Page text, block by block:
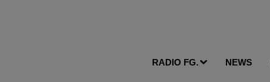
RADIO FG. NEWS